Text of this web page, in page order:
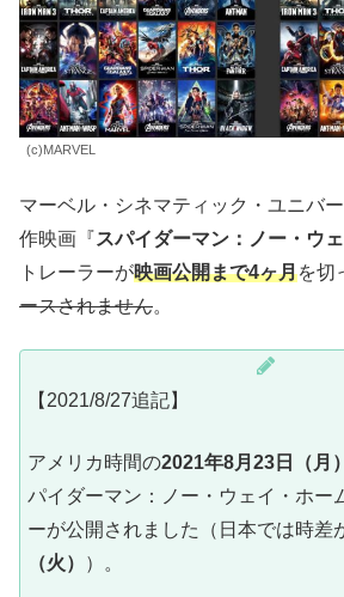
(c)MARVEL
マーベル・シネマティック・ユニバ
作映画『スパイダーマン：ノー・ウ
トレーラーが映画公開まで4ヶ月を切
ースされません。
【2021/8/27追記】
アメリカ時間の2021年8月23日（月）
パイダーマン：ノー・ウェイ・ホー
ーが公開されました（日本では時差
（火）
）。